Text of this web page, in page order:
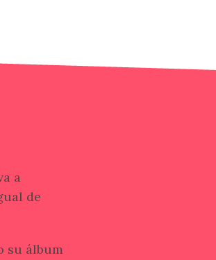
a
de
su álbum